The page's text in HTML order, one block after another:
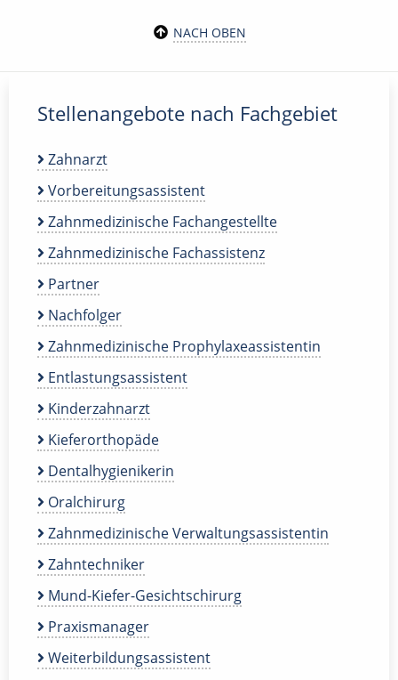
NACH OBEN
Stellenangebote nach Fachgebiet
Zahnarzt
Vorbereitungsassistent
Zahnmedizinische Fachangestellte
Zahnmedizinische Fachassistenz
Partner
Nachfolger
Zahnmedizinische Prophylaxeassistentin
Entlastungsassistent
Kinderzahnarzt
Kieferorthopäde
Dentalhygienikerin
Oralchirurg
Zahnmedizinische Verwaltungsassistentin
Zahntechniker
Mund-Kiefer-Gesichtschirurg
Praxismanager
Weiterbildungsassistent